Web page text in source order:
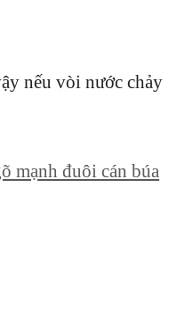
nếu vòi nước chảy
mạnh đuôi cán búa